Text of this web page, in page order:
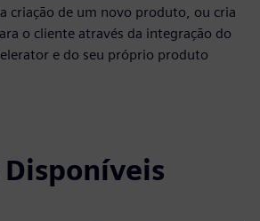
criação de um novo produto, ou cria
o cliente através da integração do
e do seu próprio produto